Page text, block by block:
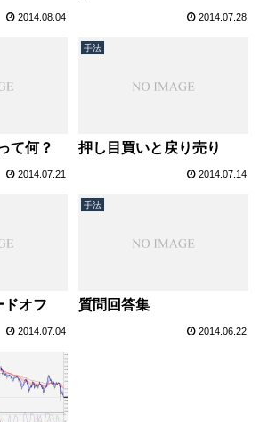
2014.08.04 2014.07.28
て何？
2014.07.21
手法
押し目買いと戻り売り
2014.07.14
ドオフ
2014.07.04
手法
質問回答集
2014.06.22